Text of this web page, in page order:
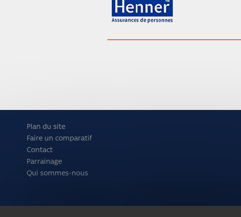
Plan du site
Faire un comparatif
Contact
Parrainage
Qui sommes-nous